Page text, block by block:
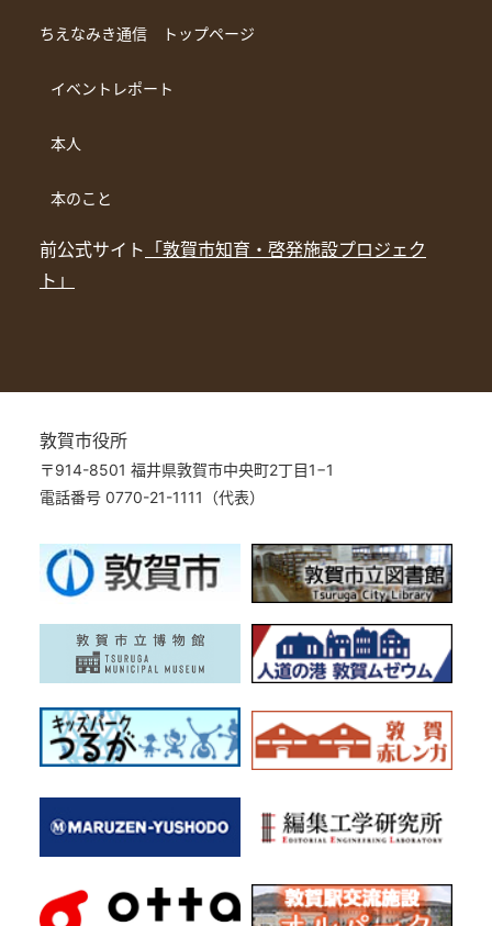
ちえなみき通信 トップページ
イベントレポート
本人
本のこと
前公式サイト 「敦賀市知育・啓発施設プロジェク
ト」
敦賀市役所
〒914-8501 福井県敦賀市中央町2丁目1−1
電話番号 0770-21-1111（代表）